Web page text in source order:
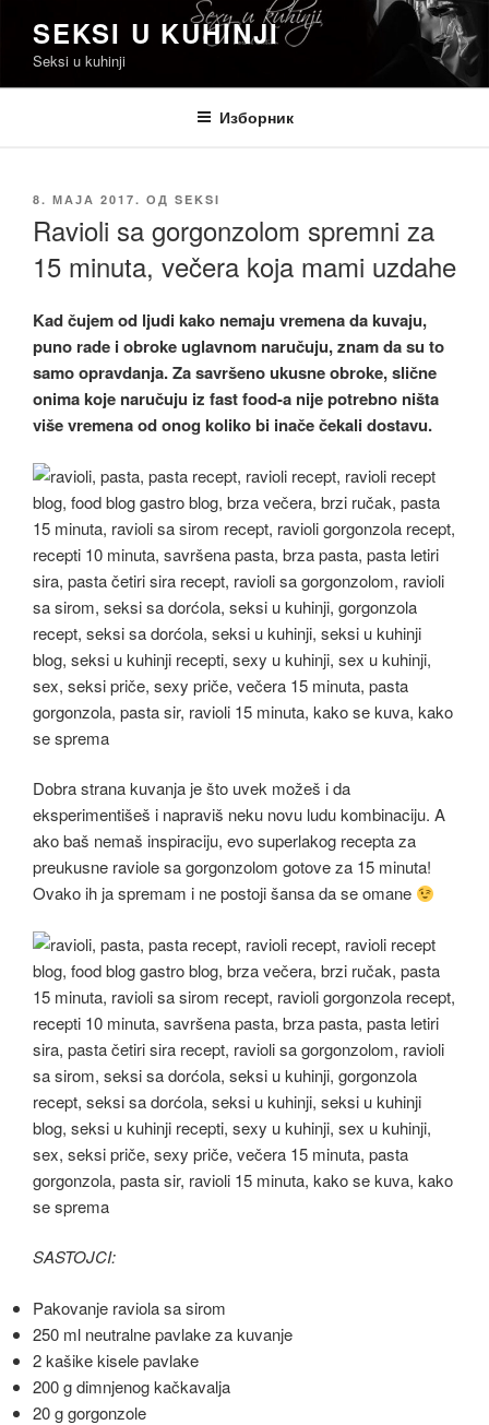
садржај
SEKSI U KUHINJI
Seksi u kuhinji
Изборник
ОБЈАВЉЕНО
8. МАЈА 2017. ОД SEKSI
Ravioli sa gorgonzolom spremni za
15 minuta, večera koja mami uzdahe
Kad čujem od ljudi kako nemaju vremena da kuvaju,
puno rade i obroke uglavnom naručuju, znam da su to
samo opravdanja. Za savršeno ukusne obroke, slične
onima koje naručuju iz fast food-a nije potrebno ništa
više vremena od onog koliko bi inače čekali dostavu.
Dobra strana kuvanja je što uvek možeš i da
eksperimentišeš i napraviš neku novu ludu kombinaciju. A
ako baš nemaš inspiraciju, evo superlakog recepta za
preukusne raviole sa gorgonzolom gotove za 15 minuta!
Ovako ih ja spremam i ne postoji šansa da se omane
SASTOJCI:
Pakovanje raviola sa sirom
250 ml neutralne pavlake za kuvanje
2 kašike kisele pavlake
200 g dimnjenog kačkavalja
20 g gorgonzole